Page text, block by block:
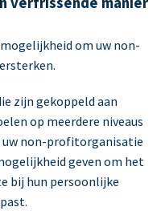
om uw non-
zijn gekoppeld aan
op meerdere niveaus
uw non-profitorganisatie
geven om het
bij hun persoonlijke